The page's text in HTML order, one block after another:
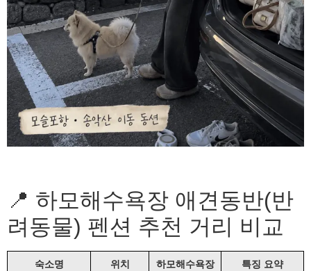
📍 하모해수욕장 애견동반(반
려동물) 펜션 추천 거리 비교
숙소명 위치
하모해수욕장
특징 요약